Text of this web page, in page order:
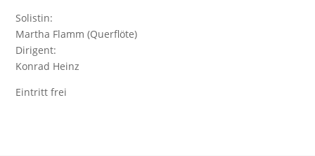
Solistin:
Martha Flamm (Querflöte)
Dirigent:
Konrad Heinz
Eintritt frei